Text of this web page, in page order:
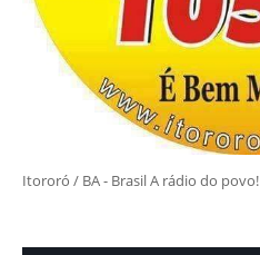
Itororó / BA - Brasil A rádio do povo!